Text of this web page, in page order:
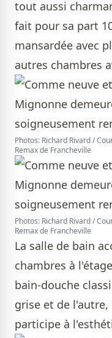
tout aussi
fait pour sa part
mansardée avec
autres chambres
Photos: Richard Rivard /
Remax de Francheville
Photos: Richard Rivard /
Remax de Francheville
La salle de bain
chambres à
bain-douche
grise et de
participe à